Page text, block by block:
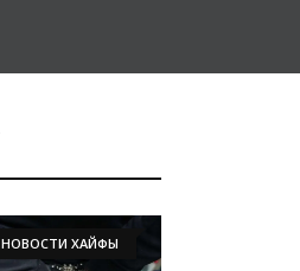
НОВОСТИ ХАЙФЫ